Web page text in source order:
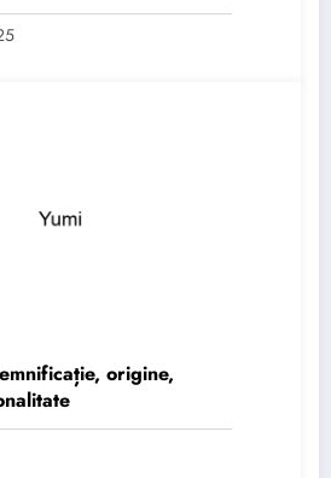
origine,